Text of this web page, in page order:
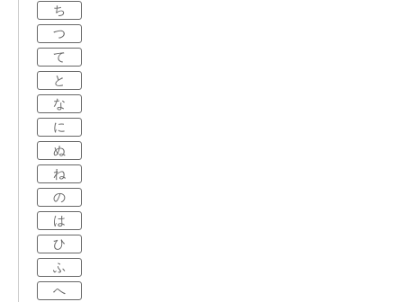
ち
つ
て
と
な
に
ぬ
ね
の
は
ひ
ふ
へ